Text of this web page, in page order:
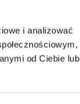
i analizować
od Ciebie lub